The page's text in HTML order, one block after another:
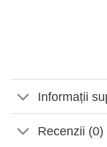
Informații
Recenzii (0)